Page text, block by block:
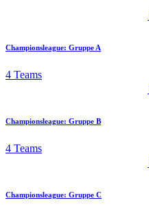
Championsleague: Gruppe A
4 Teams
Championsleague: Gruppe B
4 Teams
Championsleague: Gruppe C